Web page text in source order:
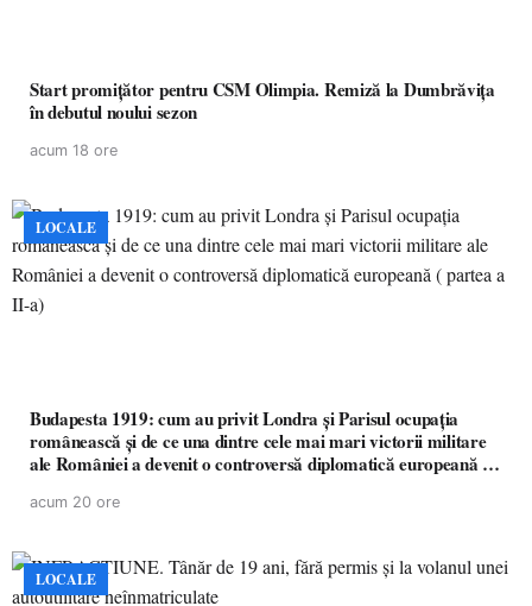
Start promițător pentru CSM Olimpia. Remiză la Dumbrăvița
în debutul noului sezon
acum 18 ore
LOCALE
Budapesta 1919: cum au privit Londra și Parisul ocupația
românească și de ce una dintre cele mai mari victorii militare
ale României a devenit o controversă diplomatică europeană (
acum 20 ore
LOCALE